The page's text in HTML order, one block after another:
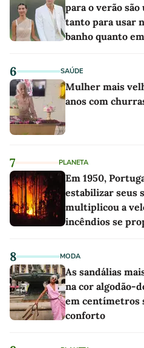
para o verão
tanto para usar
banho quanto
6 SAÚDE
Mulher mais
anos com
7 PLANETA
Em 1950,
estabilizar seus
multiplicou a
incêndios se
8 MODA
As sandálias
na cor algodão-
em centímetros
conforto